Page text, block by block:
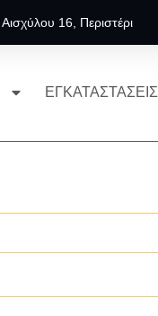
Αισχύλου 16, Περιστέρι
ΕΓΚΑΤΑΣΤΑΣΕΙΣ